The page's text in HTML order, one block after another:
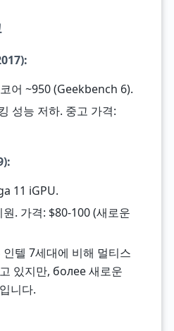
:
어 ~950 (Geekbench 6).
성능 저하. 중고 가격:
:
11 iGPU.
. 가격: $80-100 (새로운
텔 7세대에 비해 멀티스
있지만, более 새로운
니다.